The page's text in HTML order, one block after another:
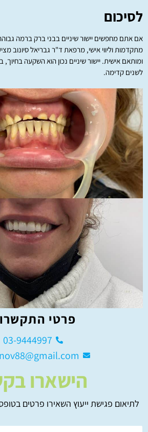
לסיכום
אם אתם מחפשים יישור שיניים בבני ברק ברמה
מתקדמות וליווי אישי, מרפאת ד"ר גבריאל סיונוב
ומותאם אישית. יישור שיניים נכון הוא השקעה בחיוך,
לשנים קדימה.
פרטי
03-9444997
הישארו
לתיאום פגישת ייעוץ השאירו פרטים